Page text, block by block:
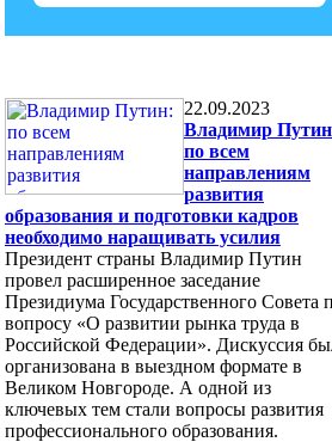
22.09.2023
Владимир
по всем
направлениям
развития
образования и подготовки кадров
необходимо наращивать усилия
Президент страны Владимир Путин
провел расширенное заседание
Президиума Государственного Совета
вопросу «О развитии рынка труда в
Российской Федерации». Дискуссия
организована в выездном формате в
Великом Новгороде. А одной из
ключевых тем стали вопросы развития
профессионального образования.